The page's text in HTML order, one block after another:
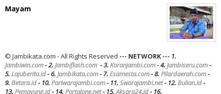
Mayam
© Jambikata.com - All Rights Reserved --- NETWORK --- 1.
Jambiwin.com- 2.Jambiflash.com - 3.Koranjambi.com- 4.Jambiseru.com-
5.Lajuberita.id- 6.Jambikata.com- 7.Esamesta.com- 8.Pilardaerah.com-
9.Betara.id- 10.Pariwarajambi.com- 11.Swarajambi.net- 12.Bulian.id-
13.Pemayung.id- 14.Portalone.net- 15.Aksara24.id- 16.